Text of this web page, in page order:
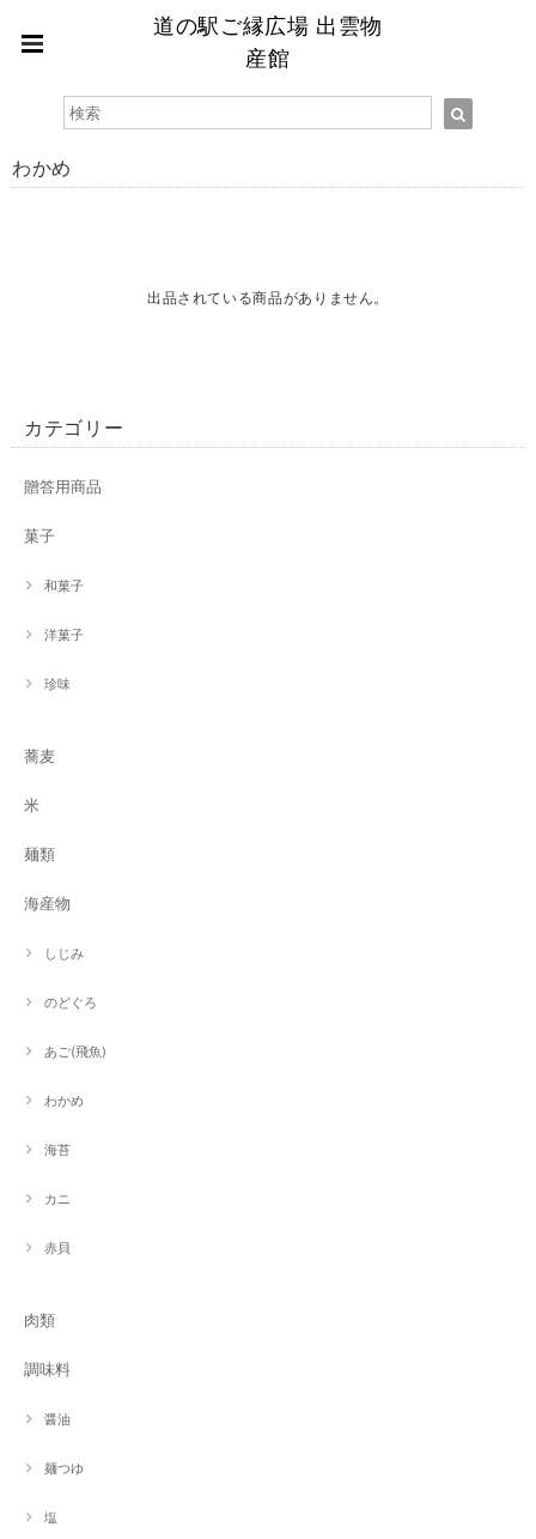
道の駅ご縁広場 出雲物
産館
わかめ
出品されている商品がありません。
カテゴリー
贈答用商品
菓子
和菓子
洋菓子
珍味
蕎麦
米
麺類
海産物
しじみ
のどぐろ
あご(飛魚)
わかめ
海苔
カニ
赤貝
肉類
調味料
醤油
麺つゆ
塩